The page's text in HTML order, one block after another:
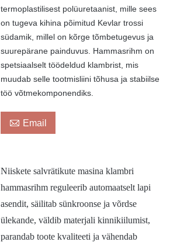
termoplastilisest polüuretaanist, mille sees
on tugeva kihina põimitud Kevlar trossi
südamik, millel on kõrge tõmbetugevus ja
suurepärane painduvus. Hammasrihm on
spetsiaalselt töödeldud klambrist, mis
muudab selle tootmisliini tõhusa ja stabiilse
töö võtmekomponendiks.
 Email
Niiskete salvrätikute masina klambri
hammasrihm reguleerib automaatselt lapi
asendit, säilitab sünkroonse ja võrdse
ülekande, väldib materjali kinnikiilumist,
parandab toote kvaliteeti ja vähendab